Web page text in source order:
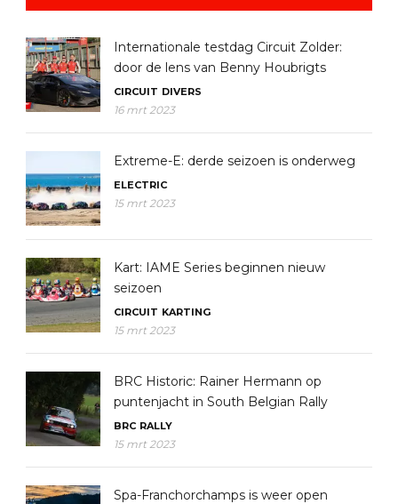
Internationale testdag Circuit Zolder:
door de lens van Benny Houbrigts
CIRCUIT DIVERS
16 mrt 2023
Extreme-E: derde seizoen is onderweg
ELECTRIC
15 mrt 2023
Kart: IAME Series beginnen nieuw
seizoen
CIRCUIT KARTING
15 mrt 2023
BRC Historic: Rainer Hermann op
puntenjacht in South Belgian Rally
BRC RALLY
15 mrt 2023
Spa-Franchorchamps is weer open